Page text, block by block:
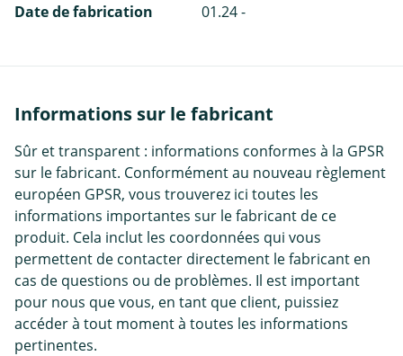
Date de fabrication
01.24 -
Informations sur le fabricant
Sûr et transparent : informations conformes à la GPSR
sur le fabricant. Conformément au nouveau règlement
européen GPSR, vous trouverez ici toutes les
informations importantes sur le fabricant de ce
produit. Cela inclut les coordonnées qui vous
permettent de contacter directement le fabricant en
cas de questions ou de problèmes. Il est important
pour nous que vous, en tant que client, puissiez
accéder à tout moment à toutes les informations
pertinentes.